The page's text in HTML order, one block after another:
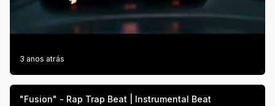
3 anos atrás
"Fusion" - Rap Trap Beat | Instrumental Beat